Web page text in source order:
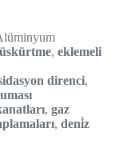
, eklemeli
direnci,
, gaz
, deni̇z